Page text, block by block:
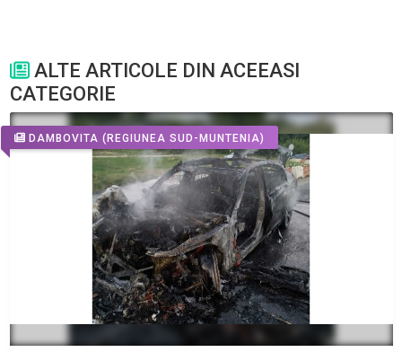
ALTE ARTICOLE DIN ACEEASI
CATEGORIE
DAMBOVITA (REGIUNEA SUD-MUNTENIA)